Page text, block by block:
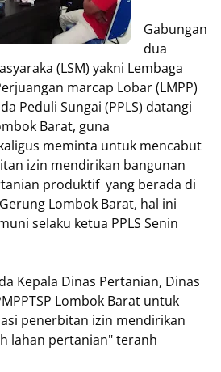
Gabungan
dua
(LSM) yakni Lembaga
marcap Lobar (LMPP)
Peduli Sungai (PPLS) datangi
Barat, guna
meminta untuk mencabut
izin mendirikan bangunan
produktif yang berada di
Lombok Barat, hal ini
selaku ketua PPLS Senin
Kepala Dinas Pertanian, Dinas
Lombok Barat untuk
penerbitan izin mendirikan
lahan pertanian" teranh